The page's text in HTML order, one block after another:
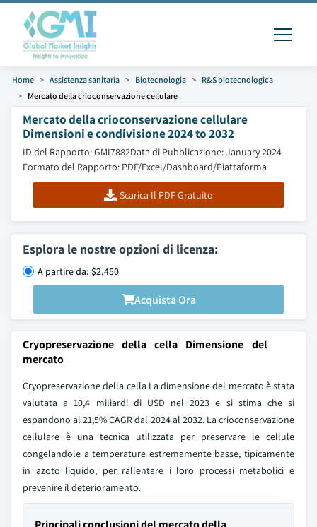
Home Assistenza sanitaria Biotecnologia
R&S biotecnologica
Mercato della crioconservazione cellulare
Mercato della crioconservazione cellulare
Dimensioni e condivisione 2024 to 2032
ID del Rapporto: GMI7882Data di Pubblicazione: January 2024
Formato del Rapporto: PDF/Excel/Dashboard/Piattaforma
Scarica Il PDF Gratuito
Esplora le nostre opzioni di licenza:
A partire da: $2,450
Acquista Ora
Cryopreservazione della cella Dimensione del
mercato
Cryopreservazione della cella La dimensione del mercato è stata
valutata a 10,4 miliardi di USD nel 2023 e si stima che si
espandono al 21,5% CAGR dal 2024 al 2032. La crioconservazione
cellulare è una tecnica utilizzata per preservare le cellule
congelandole a temperature estremamente basse, tipicamente
in azoto liquido, per rallentare i loro processi metabolici e
prevenire il deterioramento.